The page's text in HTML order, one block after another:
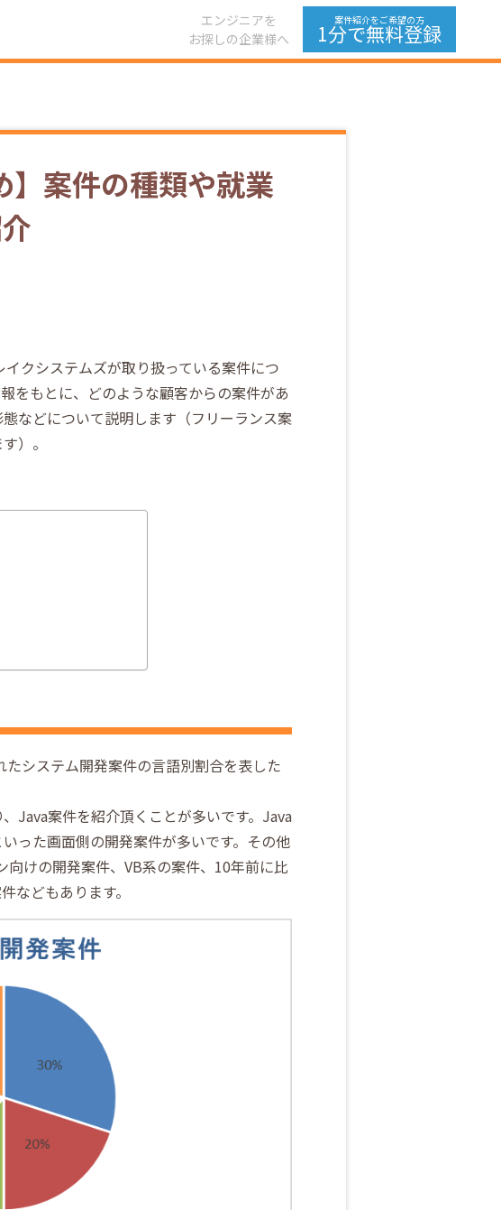
エンジニアを
お探しの企業様へ
案件紹介をご希望の方
1分で無料登録
】案件の種類や就業
クシステムズが取り扱っている案件につ
をもとに、どのような顧客からの案件があ
などについて説明します（フリーランス案
）。
システム開発案件の言語別割合を表した
Java案件を紹介頂くことが多いです。Java
った画面側の開発案件が多いです。その他
けの開発案件、VB系の案件、10年前に比
などもあります。